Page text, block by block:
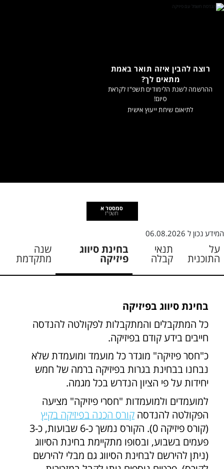
רוצה להבין איזה תואר באמת
מתאים לך?
ההרשמה לשנת הלימודים תשפ"ז לקראת
סיום!
לתיאום שיחת ייעוץ אישית
סמסטר א
תשפ"ז
המידע נכון ל 06.08.2026
על
התוכנית
תנאי
קבלה
בחינת סיווג
פיזיקה
שנה
מתקדמת
בחינת סיווג בפיזיקה
כל המתקבלים והמתקבלות לפקולטה להנדסה
חייבים בידע קודם בפיזיקה.
כ"חסר פיזיקה" מוגדר כל מועמד ומועמדת שלא
נבחנו בבחינת בגרות בפיזיקה ברמה של חמש
יחידות על פי הציון הנדרש בכל מגמה.
למועמדים ולמועמדות "חסרי פיזיקה" מציעה
הפקולטה להנדסהקורס הכנה בפיזיקה בקיץ
(קורס פיזיקה 0). הקורס נמשך כ-6 שבועות, כ-3
פעמים בשבוע, ובסופו מתקיימת בחינת הסיווג
(ניתן להירשם לבחינת הסיווג גם מבלי להירשם